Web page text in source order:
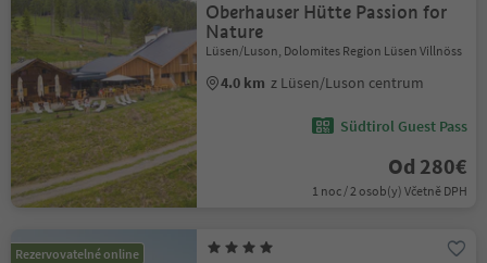
Oberhauser Hütte Passion for
Nature
Lüsen/Luson, Dolomites Region Lüsen Villnöss
4.0 km z Lüsen/Luson centrum
Südtirol Guest Pass
Od 280€
1 noc / 2 osob(y) Včetně DPH
Rezervovatelné online